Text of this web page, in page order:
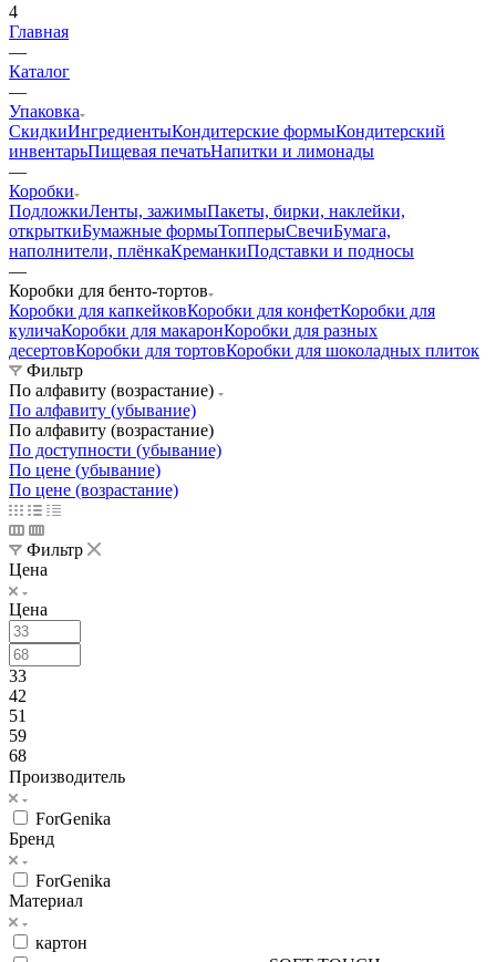
4
Главная
—
Каталог
—
Упаковка
СкидкиИнгредиентыКондитерские формыКондитерский
инвентарьПищевая печатьНапитки и лимонады
—
Коробки
ПодложкиЛенты, зажимыПакеты, бирки, наклейки,
открыткиБумажные формыТопперыСвечиБумага,
наполнители, плёнкаКреманкиПодставки и подносы
—
Коробки для бенто-тортов
Коробки для капкейковКоробки для конфетКоробки для
куличаКоробки для макаронКоробки для разных
десертовКоробки для тортовКоробки для шоколадных плиток
Фильтр
По алфавиту (возрастание)
По алфавиту (убывание)
По алфавиту (возрастание)
По доступности (убывание)
По цене (убывание)
По цене (возрастание)
Фильтр
Цена
Цена
33
42
51
59
68
Производитель
ForGenika
Бренд
ForGenika
Материал
картон